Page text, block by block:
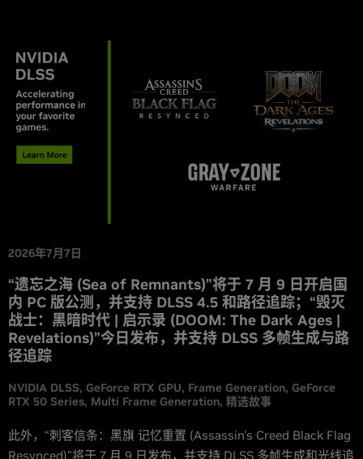
2026年7月7日
“遗忘之海 (Sea of Remnants)”将于 7 月 9 日开启国
内 PC 版公测，并支持 DLSS 4.5 和路径追踪；“毁灭
战士：黑暗时代 | 启示录 (DOOM: The Dark Ages |
Revelations)”今日发布，并支持 DLSS 多帧生成与路
径追踪
NVIDIA DLSS GeForce RTX GPU Frame Generation GeForce
RTX 50 Series Multi Frame Generation 精选故事
此外，“刺客信条：黑旗 记忆重置 (Assassin's Creed Black Flag
Resynced)”将于 7 月 9 日发布，并支持 DLSS 多帧生成和光线追